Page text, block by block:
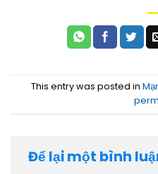
This entry was posted in
Để lại một bình